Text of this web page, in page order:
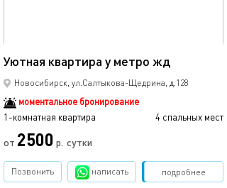
Уютная квартира у метро жд
Новосибирск, ул.Салтыкова-Щедрина, д.128
моментальное бронирование
1-комнатная квартира
4 спальных мест
от 2500 р. сутки
подробнее
Позвонить написать Забронировать